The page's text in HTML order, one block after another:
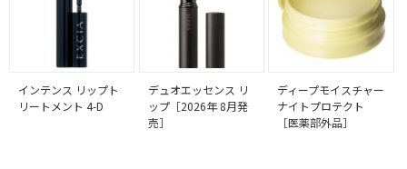
インテンス リップト
リートメント 4-D
デュオエッセンス リ
ップ［2026年 8月発
売］
ディープモイスチャー
ナイトプロテクト
［医薬部外品］